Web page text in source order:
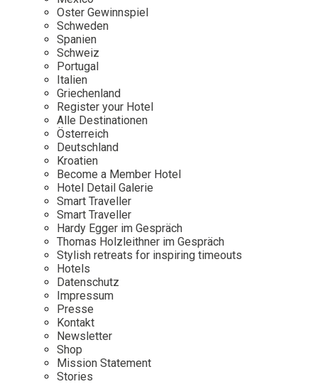
Mexico
Niederlande
Österreich
Portugal
Schweden
Spanien
Schweiz
Persönlichkeiten
Our Story
Career
Kontakt
Impressum
Oster Gewinnspiel
Schweden
Spanien
Schweiz
Portugal
Italien
Griechenland
Register your Hotel
Alle Destinationen
Österreich
Deutschland
Kroatien
Become a Member Hotel
Hotel Detail Galerie
Smart Traveller
Smart Traveller
Hardy Egger im Gespräch
Thomas Holzleithner im Gespräch
Stylish retreats for inspiring timeouts
Hotels
Datenschutz
Impressum
Presse
Kontakt
Newsletter
Shop
Mission Statement
Stories